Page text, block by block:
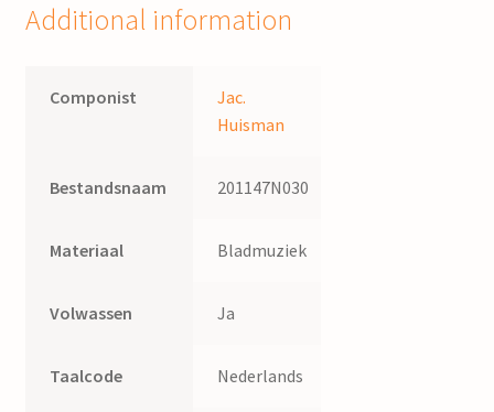
Additional information
Componist
Jac.
Huisman
Bestandsnaam 201147N030
Materiaal Bladmuziek
Volwassen Ja
Taalcode Nederlands